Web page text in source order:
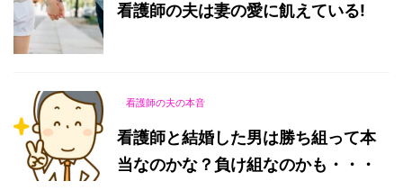
看護師の夫は妻の愛に飢えている!
看護師の夫の本音
看護師と結婚した男は勝ち組って本
当なのかな？負け組なのかも・・・